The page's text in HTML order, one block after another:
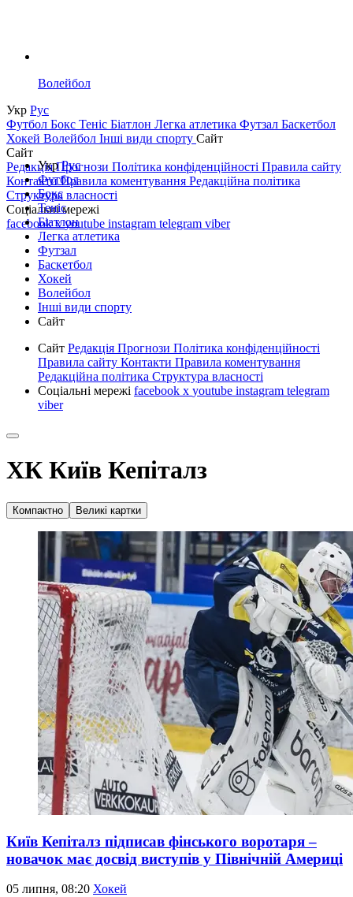
Волейбол
Укр Рус
Футбол Бокс Теніс Біатлон Легка атлетика Футзал Баскетбол
Хокей Волейбол Інші види спорту Сайт
Сайт
РедакціяПрогнози Політика конфіденційності Правила сайту
КонтактиПравила коментування Редакційна політика
Структура власності
Соціальні мережі
facebookxyoutube instagram telegram viber
УкрРус
Футбол
Бокс
Теніс
Біатлон
Легка атлетика
Футзал
Баскетбол
Хокей
Волейбол
Інші види спорту
Сайт
Сайт Редакція Прогнози Політика конфіденційності
Правила сайту Контакти Правила коментування
Редакційна політика Структура власності
Соціальні мережі facebook x youtube instagram telegram
viber
ХК Київ Кепіталз
Компактно Великі картки
Київ Кепіталз підписав фінського воротаря –
новачок має досвід виступів у Північній Америці
05 липня, 08:20 Хокей